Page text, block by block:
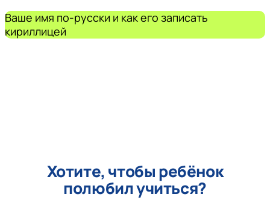
Ваше имя по-русски и как его записать
кириллицей
Хотите, чтобы ребёнок
полюбил учиться?